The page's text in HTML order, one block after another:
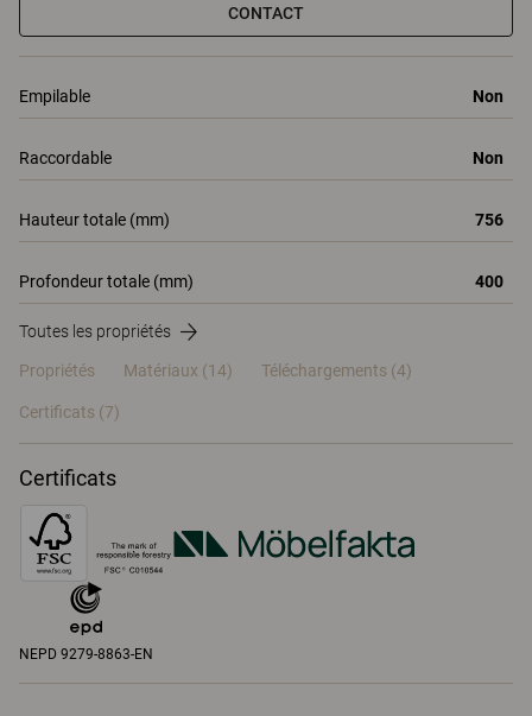
CONTACT
Empilable Non
Raccordable Non
Hauteur totale (mm) 756
Profondeur totale (mm) 400
Toutes les propriétés
Propriétés Matériaux (14) Téléchargements (4)
Certificats (7)
Certificats
NEPD 9279-8863-EN